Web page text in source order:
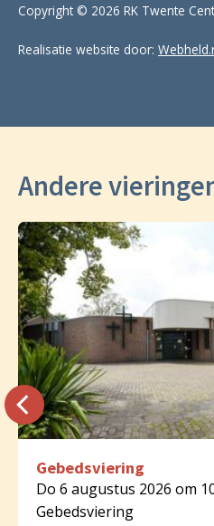
Copyright © 2026 RK Twente
Realisatie website door:
Andere
Gebedsviering
Do 6 augustus 2026 om
Gebedsviering